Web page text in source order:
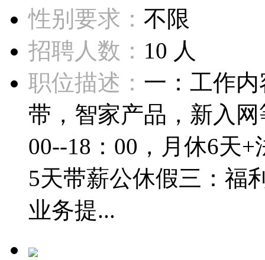
性别要求： 不限
招聘人数： 10 人
职位描述： 一：工作
带，智家产品，新入
00--18：00，月休6天
5天带薪公休假三：福
业务提...